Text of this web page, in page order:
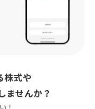
株式や
ませんか？